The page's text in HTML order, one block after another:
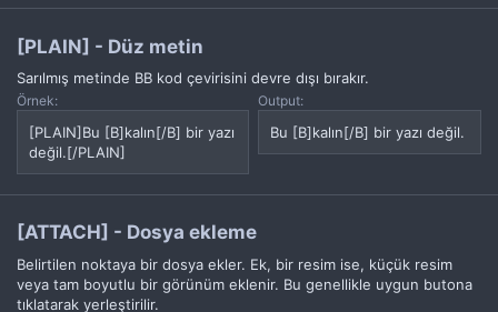
[PLAIN] - Düz metin
Sarılmış metinde BB kod çevirisini devre dışı bırakır.
Örnek:
[PLAIN]Bu [B]kalın[/B] bir yazı
değil.[/PLAIN]
Output:
Bu [B]kalın[/B] bir yazı değil.
[ATTACH] - Dosya ekleme
Belirtilen noktaya bir dosya ekler. Ek, bir resim ise, küçük resim
veya tam boyutlu bir görünüm eklenir. Bu genellikle uygun butona
tıklatarak yerleştirilir.